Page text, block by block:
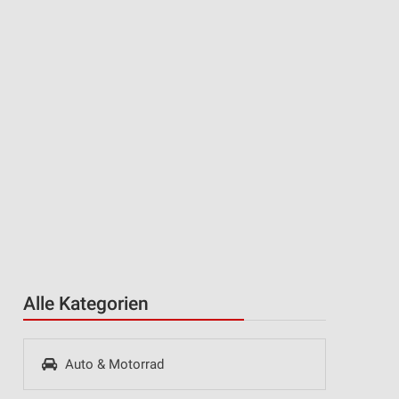
Alle Kategorien
Auto & Motorrad